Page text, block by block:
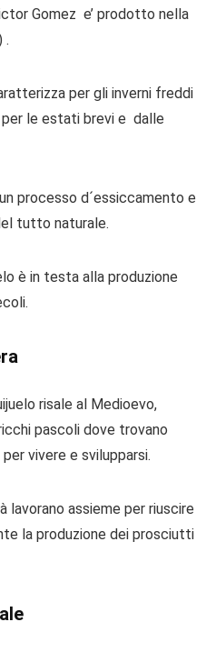
Gomez e’ prodotto nella
.
per gli inverni freddi
le estati brevi e dalle
processo d´essiccamento e
tutto naturale.
è in testa alla produzione
risale al Medioevo,
pascoli dove trovano
vivere e svilupparsi.
lavorano assieme per riuscire
la produzione dei prosciutti